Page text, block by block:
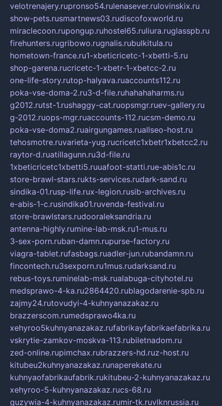
velotrenajery.rupronso54.rulenasever.rulovinskix.ru
show-pets.rusmartnews03.rudiscofoxworld.ru
miraclecoon.rupongup.ruhostel65.ruliura.ruglasspb.ru
firehunters.rugribowo.rugnalis.rubulkitula.ru
hometown-france.ru1-xbeticricetc-1-xbetti-5.ru
shop-garena.rucricetc-1-xbetr-1-xbetcc-2.ru
one-life-story.rutop-halyava.ruaccounts112.ru
poka-vse-doma-2.ru3-d-file.ruhahahaharms.ru
g2012.rutst-1.rushaggy-cat.ruopsmgr.ruev-gallery.ru
g-2012.ruops-mgr.ruaccounts-112.rucsm-demo.ru
poka-vse-doma2.ruairgungames.ruallseo-host.ru
tehosmotre.ruvarieta-yug.rucricetc1xbetr1xbetcc2.ru
raytor-d.ruatillagunn.ru3d-file.ru
1xbeticricetc1xbetti5.ruuafoot-statti.rue-abis1c.ru
store-brawl-stars.rukts-services.rudark-sand.ru
sindika-01.rusp-life.rux-legion.rusib-archives.ru
e-abis-1-c.rusindika01.ruvenda-festival.ru
store-brawlstars.rudooraleksandria.ru
antenna-highly.rumine-lab-msk.ru1-mus.ru
3-sex-porn.ruban-damn.rupurse-factory.ru
viagra-tablet.rufasbags.ruadler-jun.rubandamn.ru
fincontech.ru3sexporn.ru1mus.rudarksand.ru
rebus-toys.ruminelab-msk.rualabuga-cityhotel.ru
medsprawo-4-ka.ru2864420.rublagodarenie-spb.ru
zajmy24.rutovudyi-4-kuhnyanazakaz.ru
brazzerscom.rumedsprawo4ka.ru
xehyroo5kuhnyanazakaz.rufabrikayfabrikaefabrika.ru
vskrytie-zamkov-moskva-113.rubiletnadom.ru
zed-online.rupimchax.rubrazzers-hd.ruz-host.ru
kitubeu2kuhnyanazakaz.runaperekate.ru
kuhnyaofabrikaufabrik.rukitubeu-2-kuhnyanazakaz.ru
xehyroo-5-kuhnyanazakaz.rucs-68.ru
guzywia-4-kuhnyanazakaz.rumir-tk.ruvlknrussia.ru